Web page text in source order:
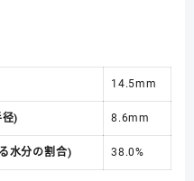
14.5mm
) 8.6mm
水分の割合) 38.0%